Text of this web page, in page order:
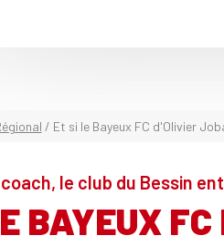
/ Et si le Bayeux FC d'Olivier
le club du Bessin
BAYEUX